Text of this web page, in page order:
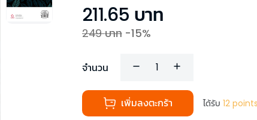
211.65 บาท
249บาท -15%
จำนวน
เพิ่มลงตะกร้า ได้รับ 12 points